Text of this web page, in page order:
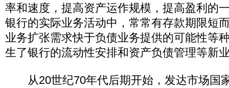
率和速度，提高资产运作规模，提高盈利的
银行的实际业务活动中，常常有存款期限短
业务扩张需求快于负债业务提供的可能性等
生了银行的流动性安排和资产负债管理等新
从20世纪70年代后期开始，发达市场国